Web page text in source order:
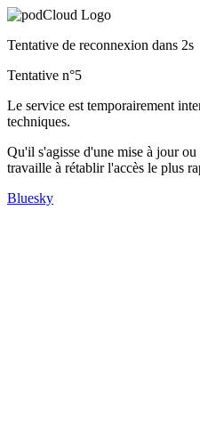
Tentative de reconnexion dans 2s
Tentative n°5
Le service est temporairement
techniques.
Qu'il s'agisse d'une mise à jour
travaille à rétablir l'accès le plus
Bluesky